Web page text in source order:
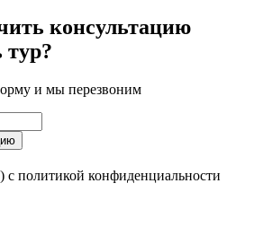
консультацию
тур?
и мы перезвоним
с политикой конфиденциальности